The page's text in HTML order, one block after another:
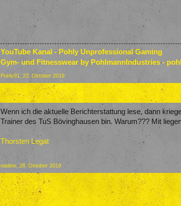
YouTube Kanal - Pohly Unprofessional Gaming
Gym- und Fitnesswear by PohlmannIndustries -
Pohly91 , 23. Oktober 2019
Wenn ich die aktuelle Berichterstattung lese, dann
Trainer des TuS Bövinghausen bin. Warum??? Mit
Thorsten Legat
nadine , 28. Oktober 2019